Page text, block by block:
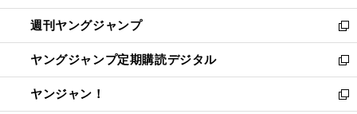
開
く
ウ
で
開
く
ン
ド
ウ
で
開
く
ウ
ィ
ン
ド
ウ
で
開
週刊ヤングジャンプ
新
し
い
ウ
ィ
ヤングジャンプ定期購読デジタル
新
し
い
ヤンジャン！
新